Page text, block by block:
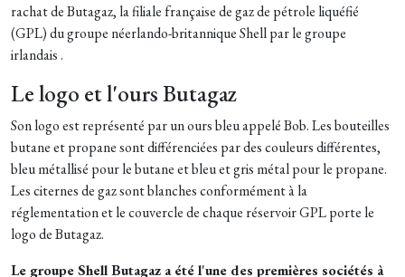
rachat de Butagaz, la filiale française de gaz de pétrole liquéfié
(GPL) du groupe néerlando-britannique Shell par le groupe
irlandais .
Le logo et l'ours Butagaz
Son logo est représenté par un ours bleu appelé Bob. Les bouteilles
butane et propane sont différenciées par des couleurs différentes,
bleu métallisé pour le butane et bleu et gris métal pour le propane.
Les citernes de gaz sont blanches conformément à la
réglementation et le couvercle de chaque réservoir GPL porte le
logo de Butagaz.
Le groupe Shell Butagaz a été l'une des premières sociétés à